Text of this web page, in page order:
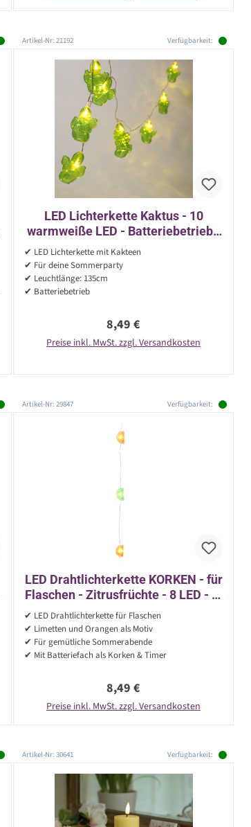
Artikel-Nr: 21192 Verfügbarkeit:
LED Lichterkette Kaktus - 10
warmweiße LED - Batteriebetrieb -
L: 1,35m - grün
✔ LED Lichterkette mit Kakteen
✔ Für deine Sommerparty
✔ Leuchtlänge: 135cm
✔ Batteriebetrieb
Regulärer Preis:
8,49 €
Preise inkl. MwSt. zzgl. Versandkosten
Artikel-Nr: 29847 Verfügbarkeit:
LED Drahtlichterkette KORKEN - für
Flaschen - Zitrusfrüchte - 8 LED - L:
70cm - Timer - grün/orange
✔ LED Drahtlichterkette für Flaschen
✔ Limetten und Orangen als Motiv
✔ Für gemütliche Sommerabende
✔ Mit Batteriefach als Korken & Timer
Regulärer Preis:
8,49 €
Preise inkl. MwSt. zzgl. Versandkosten
Artikel-Nr: 30641 Verfügbarkeit: